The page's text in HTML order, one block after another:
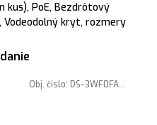
kus), PoE, Bezdrôtový
Vodeodolný kryt, rozmery
Obj. čislo: DS-3WF0FA-2N/O